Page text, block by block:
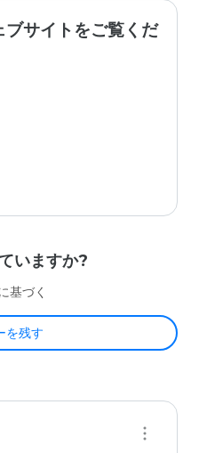
ブサイトをご覧くだ
いますか?
基づく
を残す